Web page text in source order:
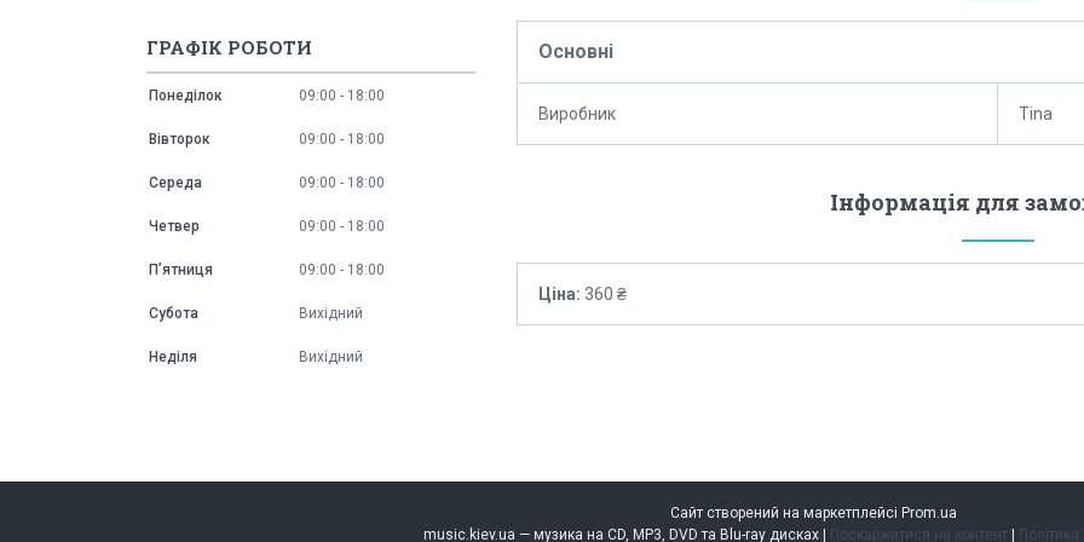
Основні
Виробник Tina
Інформація для
Ціна: 360 ₴
ГРАФІК РОБОТИ
Понеділок 09:00 18:00
Вівторок 09:00 18:00
Середа 09:00 18:00
Четвер 09:00 18:00
Пʼятниця 09:00 18:00
Субота Вихідний
Неділя Вихідний
Сайт створений на маркетплейсі Prom.ua
music.kiev.ua — музика на CD, MP3, DVD та Blu-ray дисках | Поскаржитися на контент | Політика